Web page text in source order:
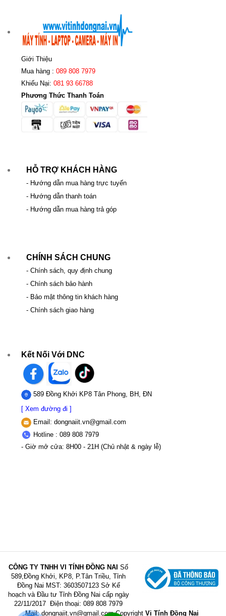
Giới Thiệu
Mua hàng : 089 808 7979
Khiếu Nại: 081 93 66788
Phương Thức Thanh Toán
HỖ TRỢ KHÁCH HÀNG
- Hướng dẫn mua hàng trực tuyến
- Hướng dẫn thanh toán
- Hướng dẫn mua hàng trả góp
CHÍNH SÁCH CHUNG
- Chính sách, quy định chung
- Chính sách bảo hành
- Bảo mật thông tin khách hàng
- Chính sách giao hàng
Kết Nối Với DNC
589 Đồng Khởi KP8 Tân Phong, BH, ĐN
[ Xem đường đi ]
Email: dongnaiit.vn@gmail.com
Hotline : 089 808 7979
- Giờ mở cửa: 8H00 - 21H (Chủ nhật & ngày lễ)
CÔNG TY TNHH VI TÍNH ĐỒNG NAI Số
589,Đồng Khởi, KP8, P.Tân Triều, Tỉnh
Đồng Nai MST: 3603507123 Sở Kế
hoạch và Đầu tư Tỉnh Đồng Nai cấp ngày
22/11/2017 Điện thoại: 089 808 7979
Mail:dongnaiit.vn@gmail.com Copyright Vi Tính Đồng Nai